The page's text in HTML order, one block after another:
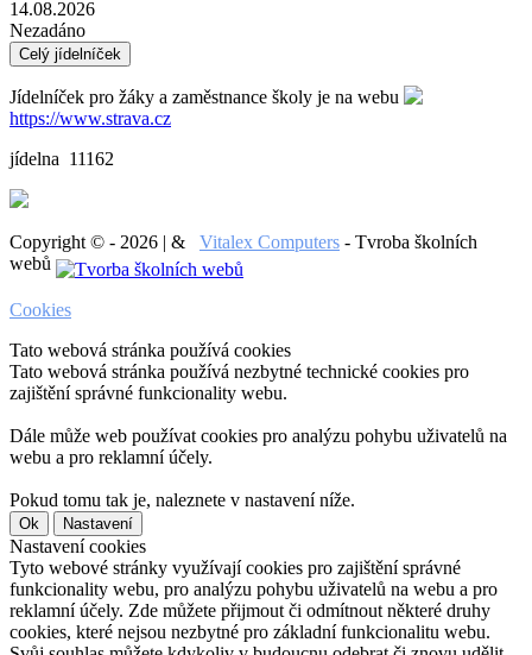
14.08.2026
Nezadáno
Celý jídelníček
Jídelníček pro žáky a zaměstnance školy je na webu
https://www.strava.cz
jídelna 11162
Copyright © - 2026 | & Vitalex Computers - Tvroba školních
webů
Cookies
Tato webová stránka používá cookies
Tato webová stránka používá nezbytné technické cookies pro
zajištění správné funkcionality webu.
Dále může web používat cookies pro analýzu pohybu uživatelů na
webu a pro reklamní účely.
Pokud tomu tak je, naleznete v nastavení níže.
Ok Nastavení
Nastavení cookies
Tyto webové stránky využívají cookies pro zajištění správné
funkcionality webu, pro analýzu pohybu uživatelů na webu a pro
reklamní účely. Zde můžete přijmout či odmítnout některé druhy
cookies, které nejsou nezbytné pro základní funkcionalitu webu.